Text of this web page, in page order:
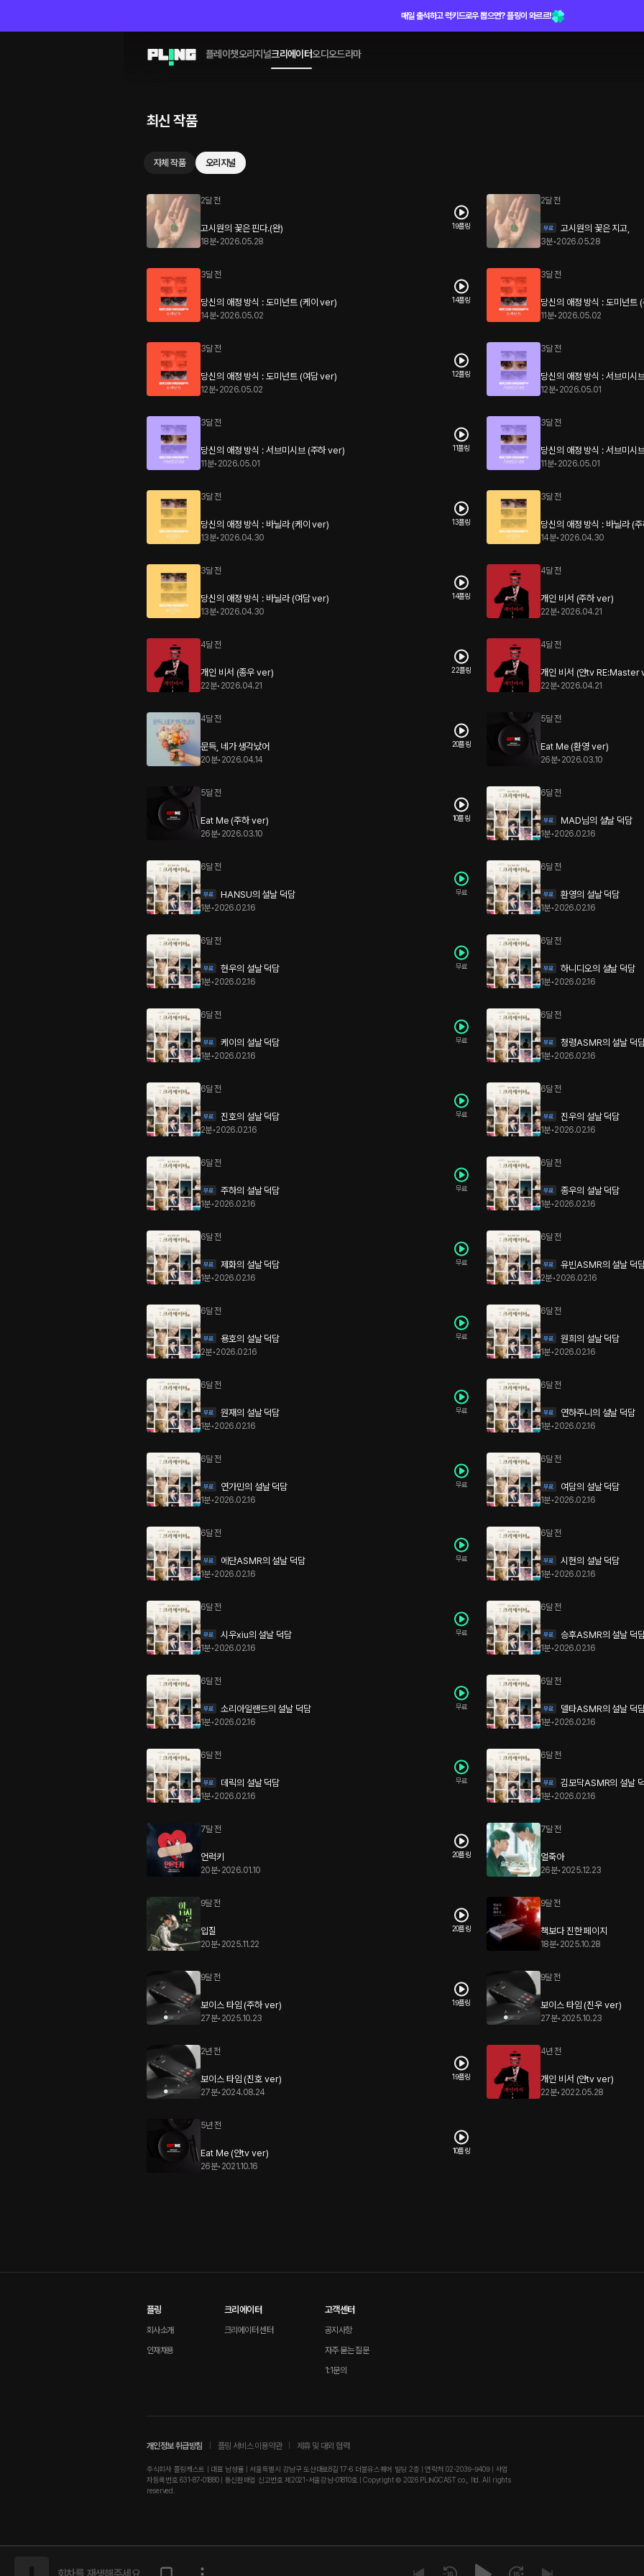
매일 출석하고 럭키드로우 뽑으면? 플링이 와르르!
플레이챗오리지널크리에이터오디오드라마
최신 작품
자체 작품 오리지널
2달 전
고시원의 꽃은 핀다.(완)
18분• 2026.05.28
19플링
2달 전
고시원의 꽃은 지고,
3분•2026.05.28
3달 전
당신의 애정 방식 : 도미넌트 (케이 ver)
14분• 2026.05.02
14플링
3달 전
당신의 애정 방식 : 도미넌트
11분• 2026.05.02
3달 전
당신의 애정 방식 : 도미넌트 (여담 ver)
12분• 2026.05.02
12플링
3달 전
당신의 애정 방식 : 서브미시
12분• 2026.05.01
3달 전
당신의 애정 방식 : 서브미시브 (주하 ver)
11분• 2026.05.01
11플링
3달 전
당신의 애정 방식 : 서브미시
11분• 2026.05.01
3달 전
당신의 애정 방식 : 바닐라 (케이 ver)
13분• 2026.04.30
13플링
3달 전
당신의 애정 방식 : 바닐라 (
14분• 2026.04.30
3달 전
당신의 애정 방식 : 바닐라 (여담 ver)
13분• 2026.04.30
14플링
4달 전
개인 비서 (주하 ver)
22분• 2026.04.21
4달 전
개인 비서 (종우 ver)
22분• 2026.04.21
22플링
4달 전
개인 비서 (얀tv RE:Master
22분• 2026.04.21
4달 전
문득, 네가 생각났어
20분• 2026.04.14
20플링
5달 전
Eat Me (환영 ver)
26분• 2026.03.10
5달 전
Eat Me (주하 ver)
26분• 2026.03.10
10플링
6달 전
MAD님의 설날 덕담
1분•2026.02.16
6달 전
HANSU의 설날 덕담
1분•2026.02.16
무료
6달 전
환영의 설날 덕담
1분•2026.02.16
6달 전
현우의 설날 덕담
1분•2026.02.16
무료
6달 전
하니디오의 설날 덕담
1분•2026.02.16
6달 전
케이의 설날 덕담
1분•2026.02.16
무료
6달 전
청령ASMR의 설날 덕
1분•2026.02.16
6달 전
진호의 설날 덕담
2분•2026.02.16
무료
6달 전
진우의 설날 덕담
1분•2026.02.16
6달 전
주하의 설날 덕담
1분•2026.02.16
무료
6달 전
종우의 설날 덕담
1분•2026.02.16
6달 전
제화의 설날 덕담
1분•2026.02.16
무료
6달 전
유빈ASMR의 설날 덕
2분•2026.02.16
6달 전
용호의 설날 덕담
2분•2026.02.16
무료
6달 전
원희의 설날 덕담
1분•2026.02.16
6달 전
원재의 설날 덕담
1분•2026.02.16
무료
6달 전
연하주니의 설날 덕담
1분•2026.02.16
6달 전
연가민의 설날 덕담
1분•2026.02.16
무료
6달 전
여담의 설날 덕담
1분•2026.02.16
6달 전
에단ASMR의 설날 덕담
1분•2026.02.16
무료
6달 전
시현의 설날 덕담
1분•2026.02.16
6달 전
시우xiu의 설날 덕담
1분•2026.02.16
무료
6달 전
승후ASMR의 설날 덕
1분•2026.02.16
6달 전
소리아일랜드의 설날 덕담
1분•2026.02.16
무료
6달 전
델타ASMR의 설날 덕
1분•2026.02.16
6달 전
데릭의 설날 덕담
1분•2026.02.16
무료
6달 전
김모닥ASMR의 설날
1분•2026.02.16
7달 전
언럭키
20분• 2026.01.10
20플링
7달 전
얼죽아
26분• 2025.12.23
9달 전
입질
20분• 2025.11.22
20플링
9달 전
책보다 진한 페이지
18분• 2025.10.28
9달 전
보이스 타임 (주하 ver)
27분• 2025.10.23
19플링
9달 전
보이스 타임 (진우 ver)
27분• 2025.10.23
2년 전
보이스 타임 (진호 ver)
27분• 2024.08.24
19플링
4년 전
개인 비서 (얀tv ver)
22분• 2022.05.28
5년 전
Eat Me (얀tv ver)
26분• 2021.10.16
10플링
플링
회사소개
인재채용
크리에이터
크리에이터 센터
고객센터
공지사항
자주 묻는 질문
1:1문의
개인정보 취급방침 플링 서비스 이용약관 제휴 및 대외 협력
주식회사 플링캐스트 | 대표 남성률 | 서울특별시 강남구 도산대로8길 17-6 더블유스퀘어 빌딩 2층 | 연락처 02-2039-9409 | 사업
자등록번호 631-87-01880 | 통신판매업 신고번호 제2021-서울강남-01810호 | Copyright © 2026 PLINGCAST co., ltd. All rights
reserved.